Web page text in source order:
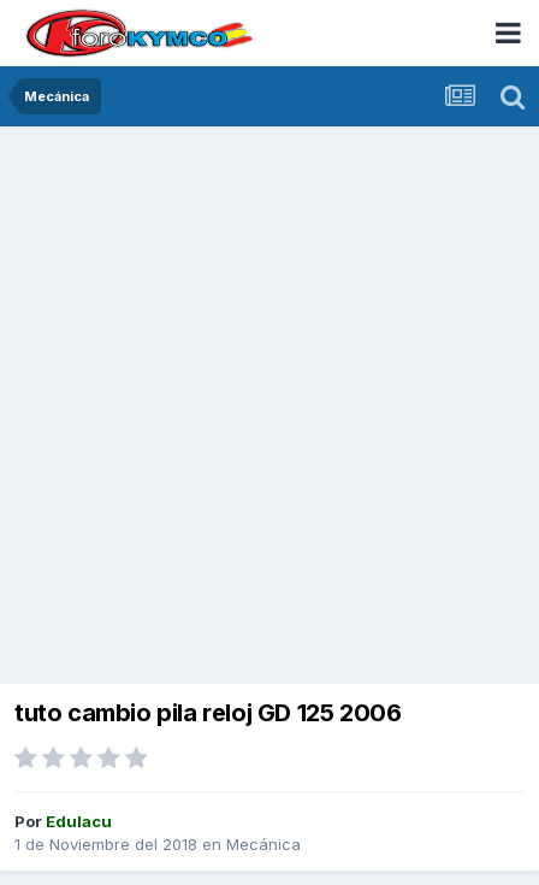
Mecánica
tuto cambio pila reloj GD 125 2006
Por Edulacu
1 de Noviembre del 2018 en Mecánica